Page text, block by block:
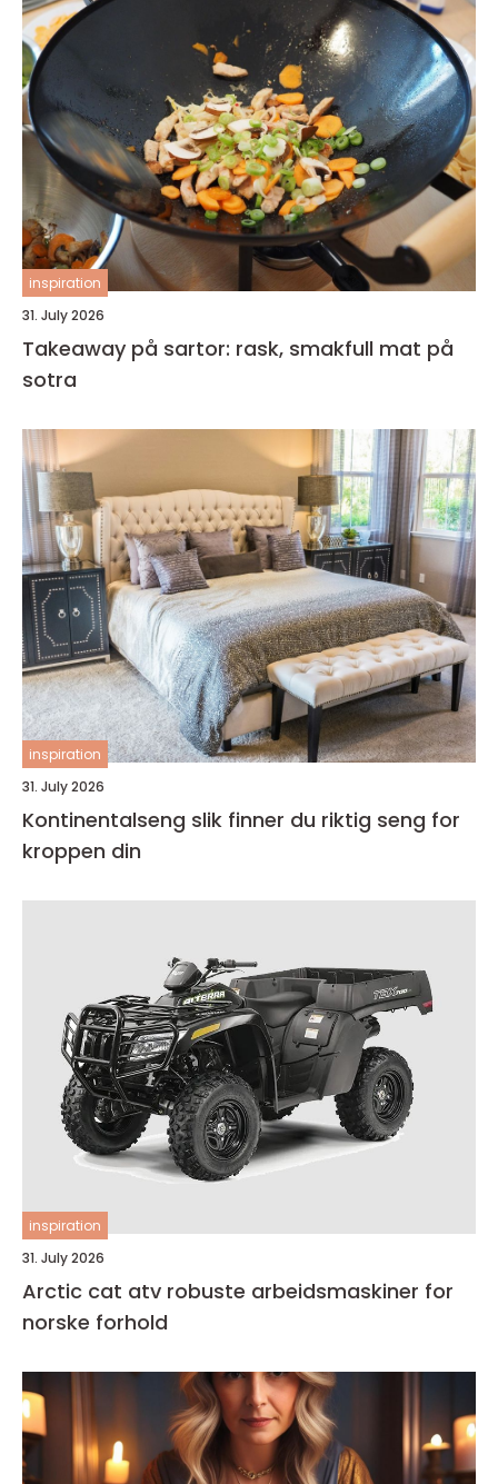
inspiration
31. July 2026
Takeaway på sartor: rask, smakfull mat på
sotra
inspiration
31. July 2026
Kontinentalseng slik finner du riktig seng for
kroppen din
inspiration
31. July 2026
Arctic cat atv robuste arbeidsmaskiner for
norske forhold